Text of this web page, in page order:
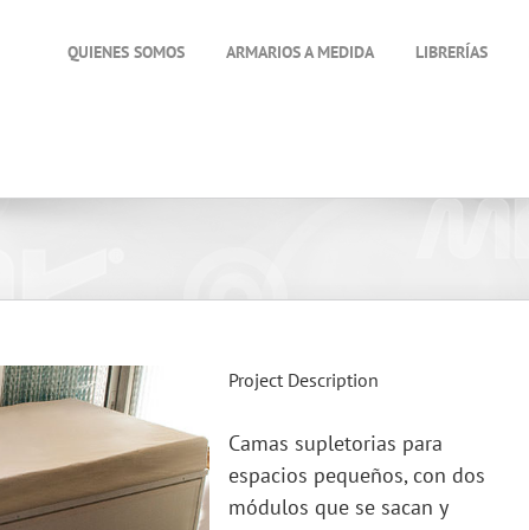
QUIENES SOMOS ARMARIOS A MEDIDA LIBRERÍAS
Project Description
Camas supletorias para
espacios pequeños, con dos
módulos que se sacan y